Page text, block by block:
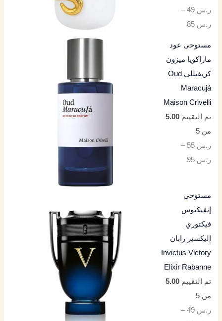
ر.س 49
–
ر.س 85
مستوحى عود
ماراكويا ميزون
كريفيللي Oud
Maracujá
Maison Crivelli
تم التقييم5.00
من 5
ر.س 55
–
ر.س 95
مستوحى
إنفيكتوس
فيكتوري
إليكسير رابان
Invictus Victory
Elixir Rabanne
تم التقييم5.00
من 5
ر.س 49
–